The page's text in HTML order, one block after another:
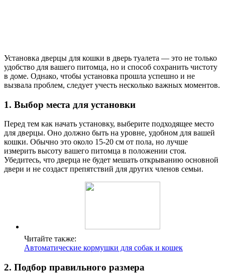
Установка дверцы для кошки в дверь туалета — это не только
удобство для вашего питомца, но и способ сохранить чистоту
в доме. Однако, чтобы установка прошла успешно и не
вызвала проблем, следует учесть несколько важных моментов.
1. Выбор места для установки
Перед тем как начать установку, выберите подходящее место
для дверцы. Оно должно быть на уровне, удобном для вашей
кошки. Обычно это около 15-20 см от пола, но лучше
измерить высоту вашего питомца в положении стоя.
Убедитесь, что дверца не будет мешать открыванию основной
двери и не создаст препятствий для других членов семьи.
Читайте также:
Автоматические кормушки для собак и кошек
2. Подбор правильного размера